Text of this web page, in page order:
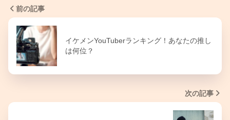
前の記事
イケメンYouTuberランキング！あなたの推し
は何位？
次の記事